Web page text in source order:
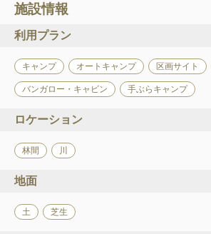
施設情報
利用プラン
キャンプ オートキャンプ 区画サイト
バンガロー・キャビン 手ぶらキャンプ
ロケーション
林間 川
地面
土 芝生